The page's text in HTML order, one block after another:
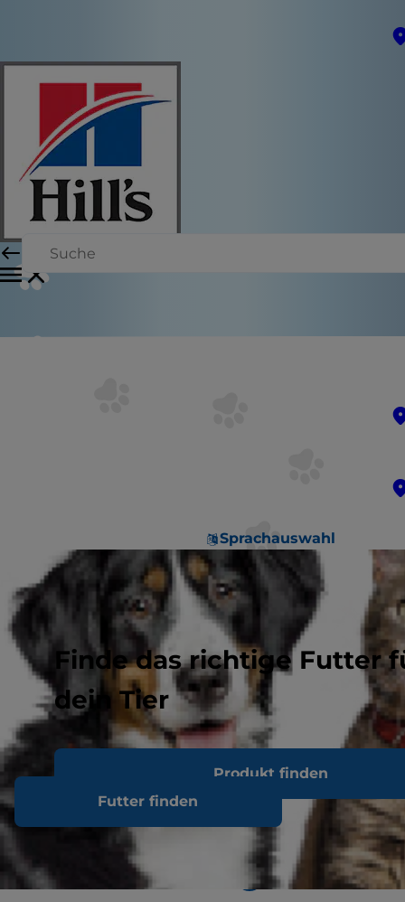
Sprachauswahl
Finde das richtige Futter
dein Tier
Produkt finden
Futter finden